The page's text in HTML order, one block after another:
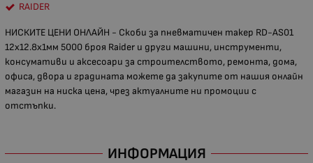
RAIDER
НИСКИТЕ ЦЕНИ ОНЛАЙН - Скоби за пневматичен такер RD-AS01
12x12.8x1мм 5000 броя​​ Raider и други машини, инструменти,
консумативи и аксесоари за строителството, ремонта, дома,
офиса, двора и градината можете да закупите от нашия онлайн
магазин на ниска цена, чрез актуалните ни промоции с
отстъпки.
ИНФОРМАЦИЯ